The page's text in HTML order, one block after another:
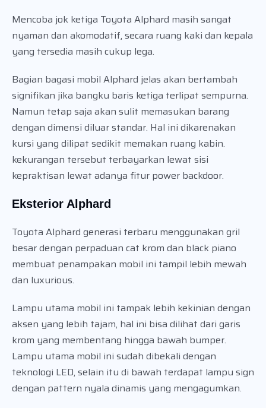
Mencoba jok ketiga Toyota Alphard masih sangat
nyaman dan akomodatif, secara ruang kaki dan kepala
yang tersedia masih cukup lega.
Bagian bagasi mobil Alphard jelas akan bertambah
signifikan jika bangku baris ketiga terlipat sempurna.
Namun tetap saja akan sulit memasukan barang
dengan dimensi diluar standar. Hal ini dikarenakan
kursi yang dilipat sedikit memakan ruang kabin.
kekurangan tersebut terbayarkan lewat sisi
kepraktisan lewat adanya fitur power backdoor.
Eksterior Alphard
Toyota Alphard generasi terbaru menggunakan gril
besar dengan perpaduan cat krom dan black piano
membuat penampakan mobil ini tampil lebih mewah
dan luxurious.
Lampu utama mobil ini tampak lebih kekinian dengan
aksen yang lebih tajam, hal ini bisa dilihat dari garis
krom yang membentang hingga bawah bumper.
Lampu utama mobil ini sudah dibekali dengan
teknologi LED, selain itu di bawah terdapat lampu sign
dengan pattern nyala dinamis yang mengagumkan.